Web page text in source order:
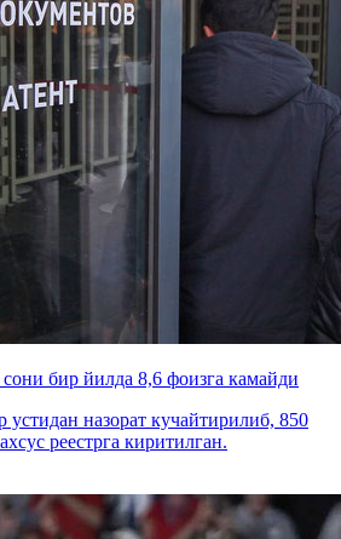
бир йилда 8,6 фоизга камайди
назорат кучайтирилиб, 850
реестрга киритилган.